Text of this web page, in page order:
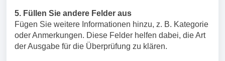
5. Füllen Sie andere Felder aus
Fügen Sie weitere Informationen hinzu, z. B. Kategorie
oder Anmerkungen. Diese Felder helfen dabei, die Art
der Ausgabe für die Überprüfung zu klären.